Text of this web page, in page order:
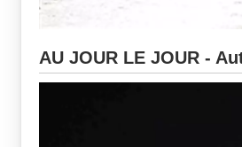
AU JOUR LE JOUR -